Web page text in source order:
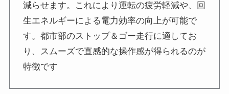
減らせます。これにより運転の疲労軽減や、回
生エネルギーによる電力効率の向上が可能で
す。都市部のストップ＆ゴー走行に適してお
り、スムーズで直感的な操作感が得られるのが
特徴です